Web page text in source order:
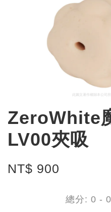
ZeroWhite
LV00夾吸
NT$ 900
總分: 0 - 0